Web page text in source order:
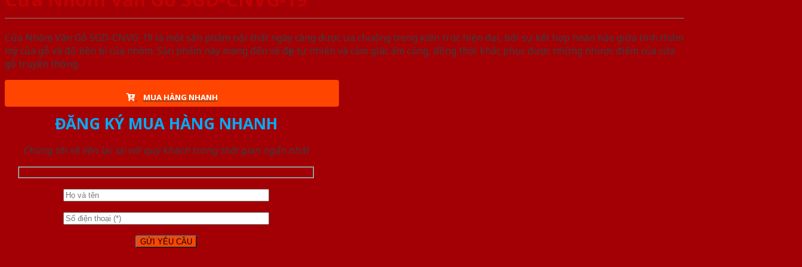
Cửa Nhôm Vân Gỗ SGD-CNVG-19 là một sản phẩm nội thất ngày càng được ưa chuộng trong kiến trúc hiện đại, bởi sự kết hợp hoàn hảo giữa tính thẩm
mỹ của gỗ và độ bền bỉ của nhôm. Sản phẩm này mang đến vẻ đẹp tự nhiên và cảm giác ấm cúng, đồng thời khắc phục được những nhược điểm của cửa
gỗ truyền thống.
MUA HÀNG NHANH
ĐĂNG KÝ MUA HÀNG NHANH
Chúng tôi sẽ liên lạc lại với quý khách trong thời gian ngắn nhất